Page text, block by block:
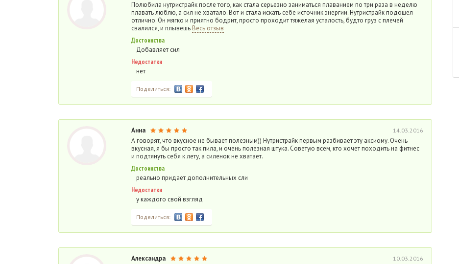
Полюбила нутристрайк после того, как стала серьезно заниматься плаванием по три раза в неделю
плавать люблю, а сил не хватало. Вот и стала искать себе источник энергии. Нутристрайк подошел
отлично. Он мягко и приятно бодрит, просто проходит тяжелая усталость, будто груз с плечей
свалился, и плывешь Весь отзыв
Достоинства
Добавляет сил
Недостатки
нет
Поделиться:
Анна 14.03.2016
А говорят, что вкусное не бывает полезным)) Нутристрайк первым разбивает эту аксиому. Очень
вкусная, я бы просто так пила, и очень полезная штука. Советую всем, кто хочет походить на фитнес
и подтянуть себя к лету, а силенок не хватает.
Достоинства
реально придает дополнительных сли
Недостатки
у каждого свой взгляд
Поделиться:
Александра 10.03.2016